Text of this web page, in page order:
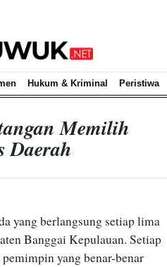
Hukum & Kriminal Peristiwa
Memilih
Daerah
yang berlangsung setiap lima
Banggai Kepulauan. Setiap
yang benar-benar